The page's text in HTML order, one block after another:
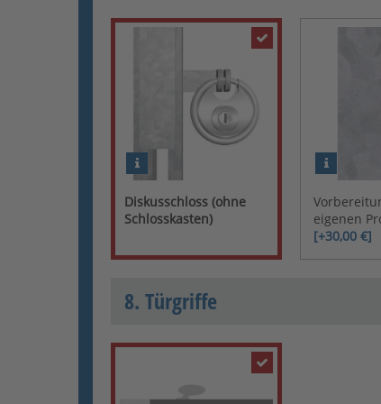
Diskusschloss (ohne
Schlosskasten)
eigenen
[+30,00 €]
8. Türgriffe